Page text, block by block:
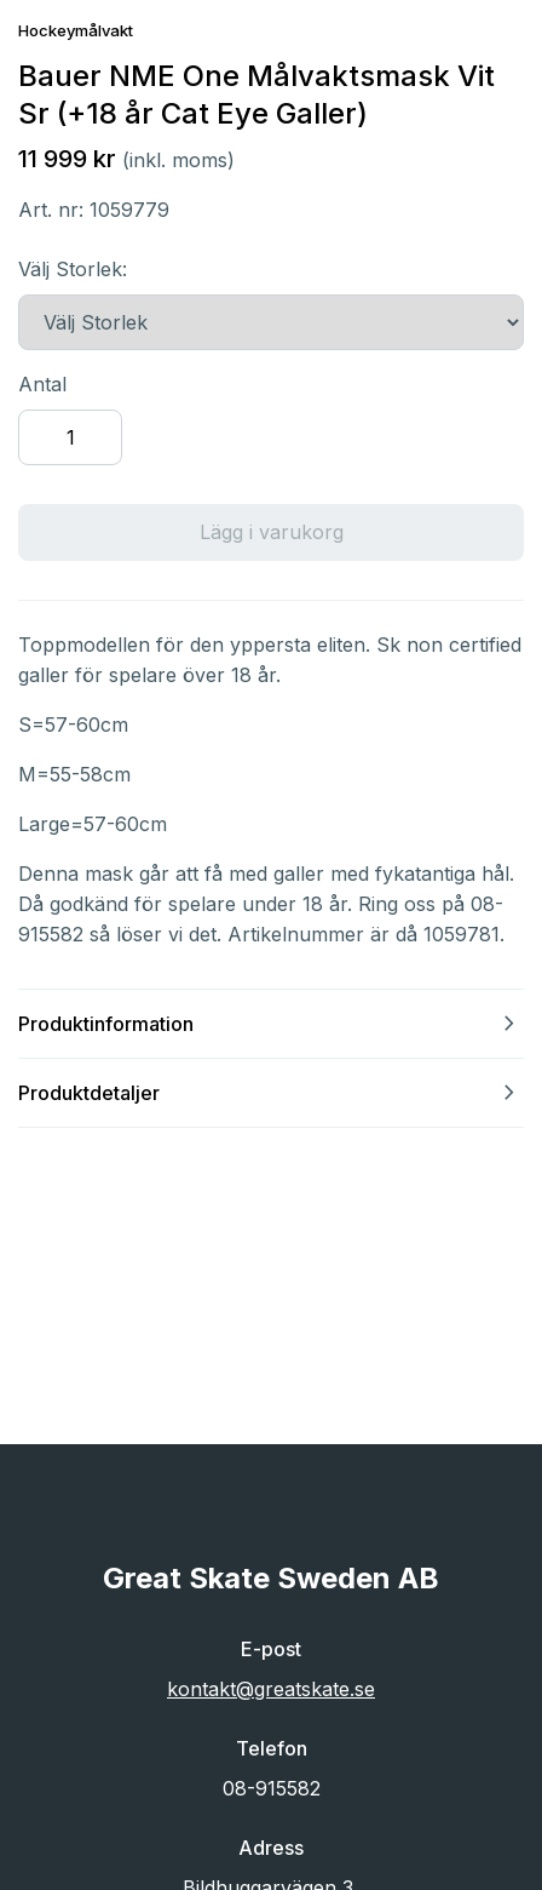
Hockeymålvakt
Bauer NME One Målvaktsmask Vit
Sr (+18 år Cat Eye Galler)
11 999 kr (inkl. moms)
Art. nr: 1059779
Välj Storlek:
Antal
Lägg i varukorg
Toppmodellen för den yppersta eliten. Sk non certified
galler för spelare över 18 år.
S=57-60cm
M=55-58cm
Large=57-60cm
Denna mask går att få med galler med fykatantiga hål.
Då godkänd för spelare under 18 år. Ring oss på 08-
915582 så löser vi det. Artikelnummer är då 1059781.
Produktinformation navigate_next
Produktdetaljer navigate_next
Great Skate Sweden AB
E-post
kontakt@greatskate.se
Telefon
08-915582
Adress